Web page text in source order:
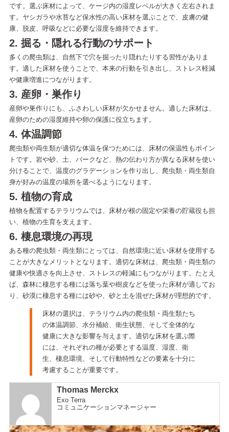
ENGLISH 中文
です。選ぶ床材によって、ケージ内の湿度レベルが大きく左右されま
す。ヤシガラや水苔など保水性の高い床材を選ぶことで、皮膚の健
康、脱皮、呼吸などに必要な湿度を維持できます。
2. 掘る・隠れる行動のサポート
多くの爬虫類は、自然下で穴を掘ったり隠れたりする習性がありま
す。適した床材を使うことで、本来の行動を引き出し、ストレス軽減
や健康増進につながります。
3. 産卵・巣作り
産卵や巣作りにも、ふさわしい床材が欠かせません。適した床材は、
産卵のための湿度維持や卵の保護に役立ちます。
4. 体温調節
爬虫類や両生類が適切な体温を保つためには、床材の保温性もポイン
トです。岩や砂、土、バークなど、熱の伝わり方が異なる床材を使い
分けることで、温度のグラデーションを作り出し、爬虫類・両生類自
身が好みの温度の場所を選べるようになります。
5. 植物の育成
植物を配置するテラリウムでは、床材が根の固定や栄養の貯蔵役も担
い、植物の生育を支えます。
6. 棲息環境の再現
ある種の爬虫類・両生類にとっては、自然環境に近い床材を使用する
ことが大きなメリットとなります。適切な床材は、爬虫類・両生類の
健康や快適さを向上させ、ストレスの軽減にもつながります。たとえ
ば、森林に棲息する種には落ち葉や樹皮などを使った床材が適してお
り、砂漠に棲息する種には砂や、砂と土を混ぜた床材が理想的です。
床材の選択は、テラリウム内の爬虫類・両生類たち
の体温調節、水分補給、衛生状態、そして全体的な
健康に大きな影響を与えます。適切な床材を選ぶ際
には、それぞれの種が必要とする温度、湿度、衛
生、棲息環境、そして行動特性などの要素を十分に
考慮することが重要です。
Thomas Merckx
Exo Terra
コミュニケーションマネージャー